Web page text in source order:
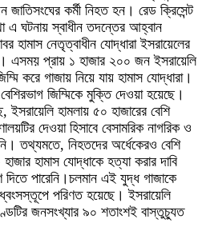
কর্মী নিহত হন। রেড ক্রিসেন্ট
এ ঘটনায় স্বাধীন তদন্তের আহ্বান
হামাস নেতৃত্বাধীন যোদ্ধারা ইসরায়েলের
এসময় প্রায় ১ হাজার ২০০ জন ইসরায়েলি
করে গাজায় নিয়ে যায় হামাস যোদ্ধারা।
জিম্মিকে মুক্তি দেওয়া হয়েছে।
ইসরায়েলি হামলায় ৫০ হাজারের বেশি
দেওয়া হিসাবে বেসামরিক নাগরিক ও
তথ্যমতে, নিহতদের অর্ধেকেরও বেশি
হামাস যোদ্ধাকে হত্যা করার দাবি
পারেনি।চলমান এই যুদ্ধ গাজাকে
পরিণত হয়েছে। ইসরায়েলি
জনসংখ্যার ৯০ শতাংশই বাস্তুচ্যুত